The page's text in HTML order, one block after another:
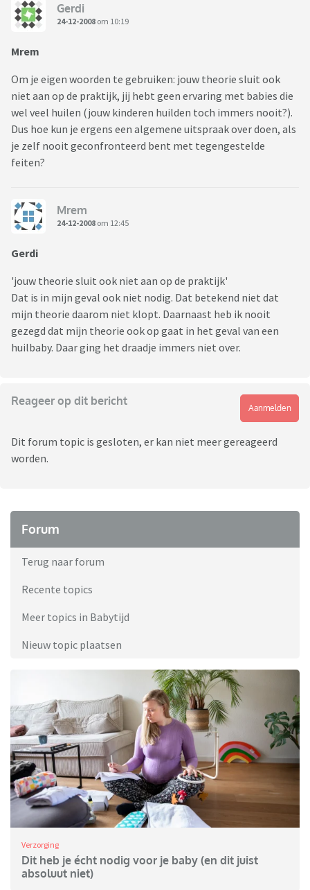
Gerdi
24-12-2008 om 10:19
Mrem
Om je eigen woorden te gebruiken: jouw theorie sluit ook
niet aan op de praktijk, jij hebt geen ervaring met babies die
wel veel huilen (jouw kinderen huilden toch immers nooit?).
Dus hoe kun je ergens een algemene uitspraak over doen, als
je zelf nooit geconfronteerd bent met tegengestelde
feiten?
Mrem
24-12-2008 om 12:45
Gerdi
'jouw theorie sluit ook niet aan op de praktijk'
Dat is in mijn geval ook niet nodig. Dat betekend niet dat
mijn theorie daarom niet klopt. Daarnaast heb ik nooit
gezegd dat mijn theorie ook op gaat in het geval van een
huilbaby. Daar ging het draadje immers niet over.
Reageer op dit bericht
Aanmelden
Dit forum topic is gesloten, er kan niet meer gereageerd
worden.
Forum
Terug naar forum
Recente topics
Meer topics in Babytijd
Nieuw topic plaatsen
Verzorging
Dit heb je écht nodig voor je baby (en dit juist
absoluut niet)